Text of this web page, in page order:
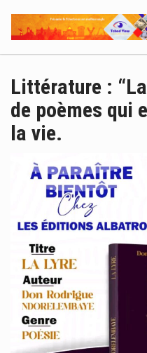
Littérature :
de poèmes qui
la vie.